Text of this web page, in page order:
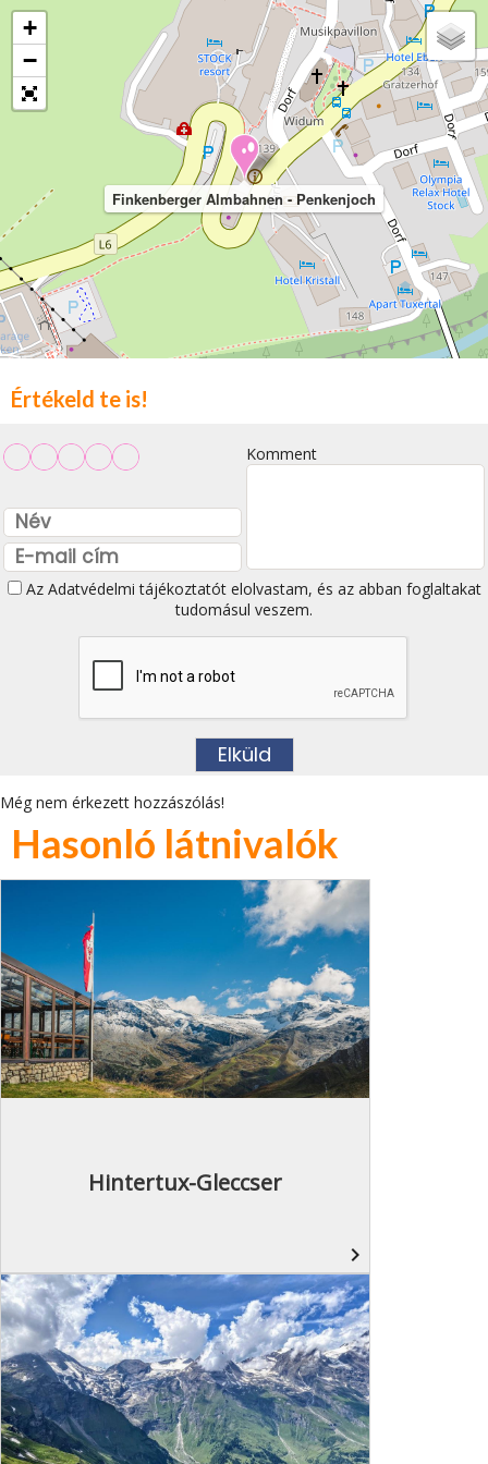
Finkenberger Almbahnen - Penkenjoch
+
−
Értékeld te is!
Komment
Az Adatvédelmi tájékoztatótelolvastam, és az abban foglaltakat
tudomásul veszem.
Még nem érkezett hozzászólás!
Hasonló látnivalók
Hintertux-Gleccser
navigate_next